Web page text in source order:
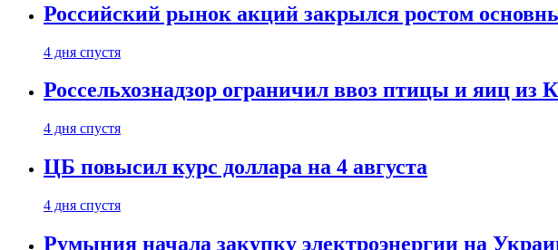
Российский рынок акций закрылся ростом
4 дня спустя
Россельхознадзор ограничил ввоз птицы и яиц из
4 дня спустя
ЦБ повысил курс доллара на 4 августа
4 дня спустя
Румыния начала закупку электроэнергии на